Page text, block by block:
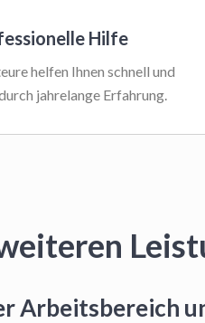
Hilfe
helfen Ihnen schnell und
jahrelange Erfahrung.
Arbeitsbereich